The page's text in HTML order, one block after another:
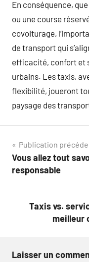
En conséquence,
ou une course
covoiturage,
de transport qui
efficacité, confort et
urbains. Les taxis,
flexibilité, joueront
paysage des
Navigation
de
Publication
Vous allez tout
responsable
Taxis vs.
meilleur
Laisser un